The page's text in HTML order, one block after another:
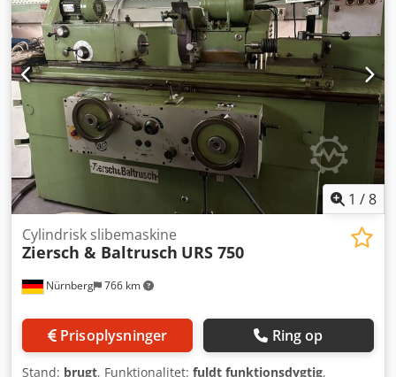
1 /8
Nürnberg 766 km
Cylindrisk slibemaskine
Ziersch & Baltrusch URS 750
Prisoplysninger Ring op
Stand: brugt, Funktionalitet: fuldt funktionsdygtig,